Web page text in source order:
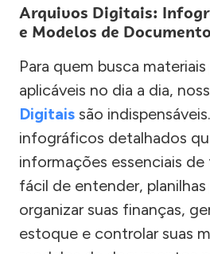
Arquivos Digitais:
e Modelos de
Para quem busca
aplicáveis no dia a dia,
Digitais são
infográficos detalhados
informações essenciais de
fácil de entender, planilhas
organizar suas finanças,
estoque e controlar suas